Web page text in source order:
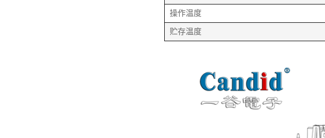
操作温度
贮存温度